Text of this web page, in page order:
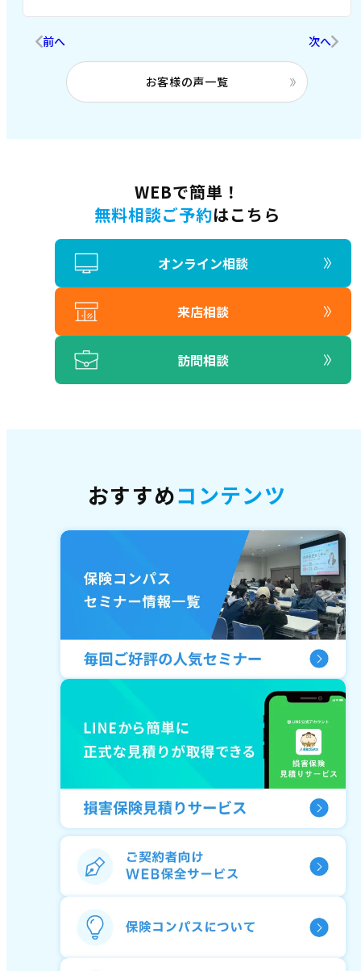
前へ
お客様の声一覧
次へ
WEBで簡単！
無料相談ご予約はこちら
オンライン相談
来店相談
訪問相談
おすすめコンテンツ